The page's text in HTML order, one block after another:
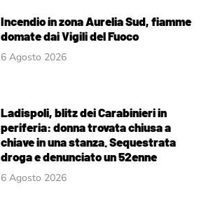
Incendio in zona Aurelia Sud, fiamme
domate dai Vigili del Fuoco
6 Agosto 2026
Ladispoli, blitz dei Carabinieri in
periferia: donna trovata chiusa a
chiave in una stanza. Sequestrata
droga e denunciato un 52enne
6 Agosto 2026